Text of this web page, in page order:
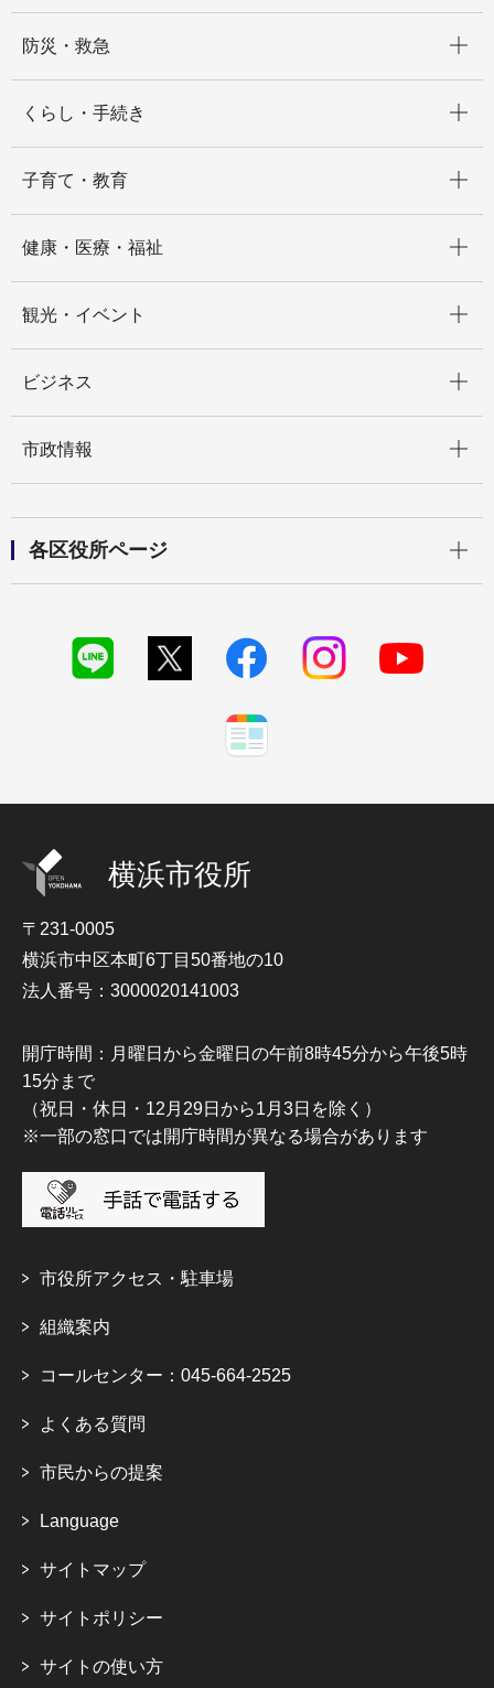
防災・救急
くらし・手続き
子育て・教育
健康・医療・福祉
観光・イベント
ビジネス
市政情報
各区役所ページ
横浜市役所
〒231-0005
横浜市中区本町6丁目50番地の10
法人番号：3000020141003
開庁時間：月曜日から金曜日の午前8時45分から午後5時
15分まで
（祝日・休日・12月29日から1月3日を除く）
※一部の窓口では開庁時間が異なる場合があります
市役所アクセス・駐車場
組織案内
コールセンター：045-664-2525
よくある質問
市民からの提案
Language
サイトマップ
サイトポリシー
サイトの使い方